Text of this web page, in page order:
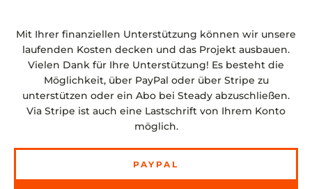
Mit Ihrer finanziellen Unterstützung können wir unsere
laufenden Kosten decken und das Projekt ausbauen.
Vielen Dank für Ihre Unterstützung! Es besteht die
Möglichkeit, über PayPal oder über Stripe zu
unterstützen oder ein Abo bei Steady abzuschließen.
Via Stripe ist auch eine Lastschrift von Ihrem Konto
möglich.
PAYPAL